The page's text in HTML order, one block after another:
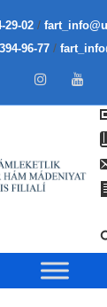
29-02/
96-77 /